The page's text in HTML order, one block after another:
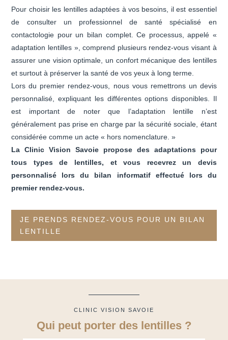
Pour choisir les lentilles adaptées à vos besoins, il est essentiel
de consulter un professionnel de santé spécialisé en
contactologie pour un bilan complet. Ce processus, appelé «
adaptation lentilles », comprend plusieurs rendez-vous visant à
assurer une vision optimale, un confort mécanique des lentilles
et surtout à préserver la santé de vos yeux à long terme.
Lors du premier rendez-vous, nous vous remettrons un devis
personnalisé, expliquant les différentes options disponibles. Il
est important de noter que l’adaptation lentille n’est
généralement pas prise en charge par la sécurité sociale, étant
considérée comme un acte « hors nomenclature. »
La Clinic Vision Savoie propose des adaptations pour
tous types de lentilles, et vous recevrez un devis
personnalisé lors du bilan informatif effectué lors du
premier rendez-vous.
JE PRENDS RENDEZ-VOUS POUR UN BILAN
LENTILLE
CLINIC VISION SAVOIE
Qui peut porter des lentilles ?